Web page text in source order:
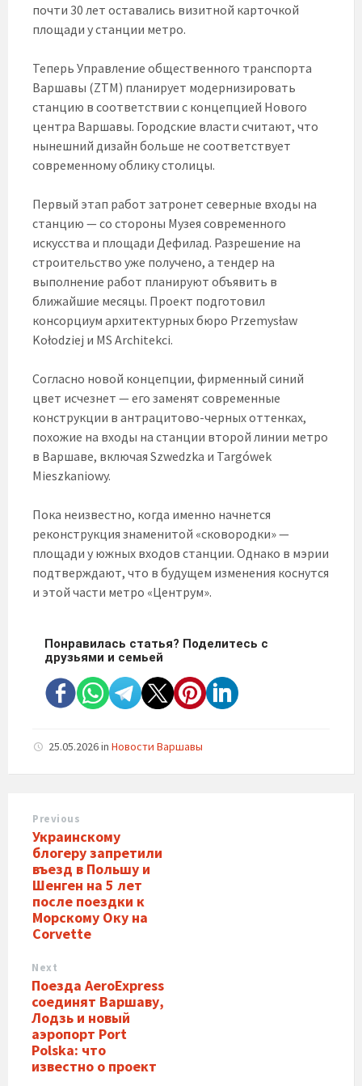
почти 30 лет оставались визитной карточкой
площади у станции метро.
Теперь Управление общественного транспорта
Варшавы (ZTM) планирует модернизировать
станцию в соответствии с концепцией Нового
центра Варшавы. Городские власти считают, что
нынешний дизайн больше не соответствует
современному облику столицы.
Первый этап работ затронет северные входы на
станцию — со стороны Музея современного
искусства и площади Дефилад. Разрешение на
строительство уже получено, а тендер на
выполнение работ планируют объявить в
ближайшие месяцы. Проект подготовил
консорциум архитектурных бюро Przemysław
Kołodziej и MS Architekci.
Согласно новой концепции, фирменный синий
цвет исчезнет — его заменят современные
конструкции в антрацитово-черных оттенках,
похожие на входы на станции второй линии метро
в Варшаве, включая Szwedzka и Targówek
Mieszkaniowy.
Пока неизвестно, когда именно начнется
реконструкция знаменитой «сковородки» —
площади у южных входов станции. Однако в мэрии
подтверждают, что в будущем изменения коснутся
и этой части метро «Центрум».
Понравилась статья? Поделитесь с
друзьями и семьей
25.05.2026in Новости Варшавы
Previous
Украинскому
блогеру запретили
въезд в Польшу и
Шенген на 5 лет
после поездки к
Морскому Оку на
Corvette
Next
Поезда AeroExpress
соединят Варшаву,
Лодзь и новый
аэропорт Port
Polska: что
известно о проект